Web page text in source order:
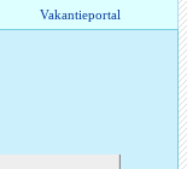
Vakantieportal